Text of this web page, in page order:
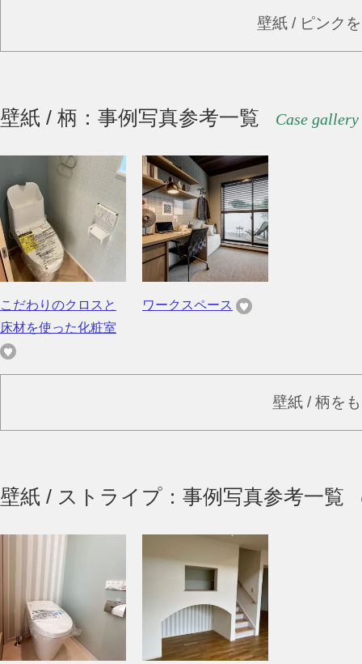
壁紙 / ピンク
壁紙 / 柄：事例写真参考一覧 Case gallery
こだわりのクロスと
床材を使った化粧室
ワークスペース
壁紙 / 柄を
壁紙 / ストライプ：事例写真参考一覧